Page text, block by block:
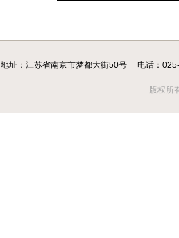
地址：江苏省南京市梦都大街50号 电话：
版权